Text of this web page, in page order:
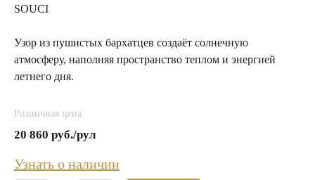
SOUCI
Узор из пушистых бархатцев создаёт солнечную
атмосферу, наполняя пространство теплом и энергией
летнего дня.
Розничная цена:
20 860 руб./рул
Узнать о наличии